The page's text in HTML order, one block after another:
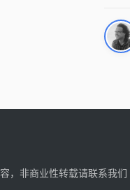
，非商业性转载请联系我们